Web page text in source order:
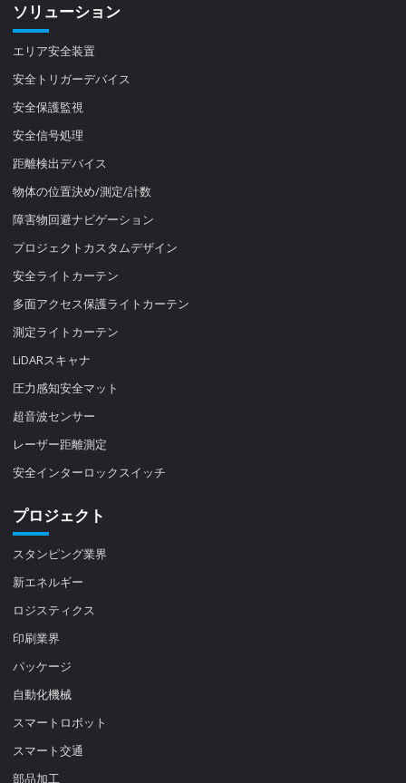
ソリューション
エリア安全装置
安全トリガーデバイス
安全保護監視
安全信号処理
距離検出デバイス
物体の位置決め/測定/計数
障害物回避ナビゲーション
プロジェクトカスタムデザイン
安全ライトカーテン
多面アクセス保護ライトカーテン
測定ライトカーテン
LiDARスキャナ
圧力感知安全マット
超音波センサー
レーザー距離測定
安全インターロックスイッチ
プロジェクト
スタンピング業界
新エネルギー
ロジスティクス
印刷業界
パッケージ
自動化機械
スマートロボット
スマート交通
部品加工